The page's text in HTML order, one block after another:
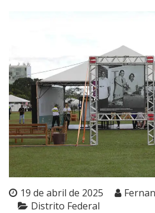
19 de abril de 2025
Distrito Federal